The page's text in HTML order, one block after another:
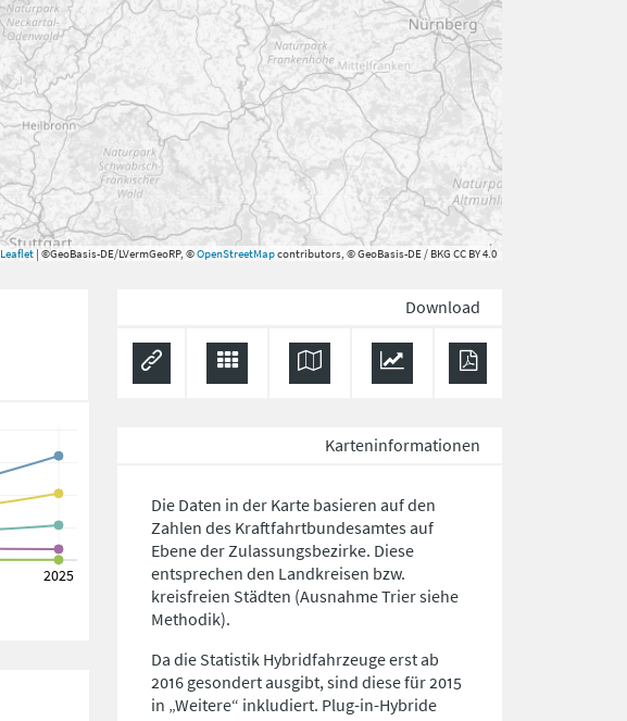
Leaflet| ©GeoBasis-DE/LVermGeoRP, ©OpenStreetMapcontributors, © GeoBasis-DE / BKG CC BY 4.0
Download
Karteninformationen
Die Daten in der Karte basieren auf den
Zahlen des Kraftfahrtbundesamtes auf
Ebene der Zulassungsbezirke. Diese
entsprechen den Landkreisen bzw.
kreisfreien Städten (Ausnahme Trier siehe
Methodik).
Da die Statistik Hybridfahrzeuge erst ab
2016 gesondert ausgibt, sind diese für 2015
in „Weitere“ inkludiert. Plug-in-Hybride